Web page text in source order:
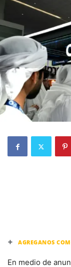
+ AGREGANOS
En medio de